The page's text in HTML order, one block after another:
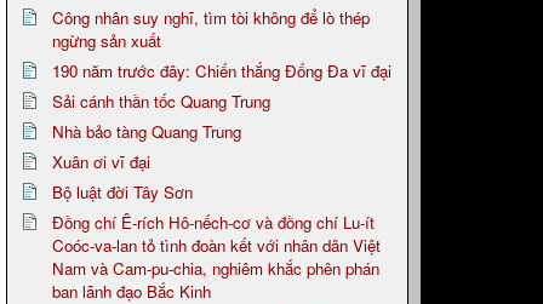
Công nhân suy nghĩ, tìm tòi không để lò thép
ngừng sản xuất
190 năm trước đây: Chiến thắng Đống Đa vĩ đại
Sải cánh thần tốc Quang Trung
Nhà bảo tàng Quang Trung
Xuân ơi vĩ đại
Bộ luật đời Tây Sơn
Đồng chí Ê-rích Hô-nếch-cơ và đồng chí Lu-ít
Coóc-va-lan tỏ tình đoàn kết với nhân dân Việt
Nam và Cam-pu-chia, nghiêm khắc phên phán
ban lãnh đạo Bắc Kinh